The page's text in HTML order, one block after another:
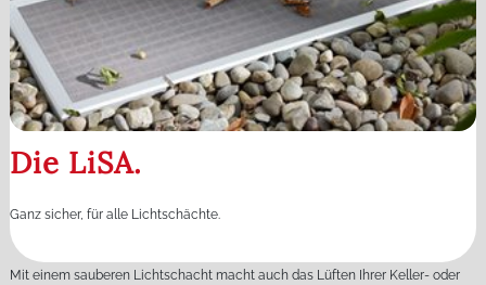
Die LiSA.
Ganz sicher, für alle Lichtschächte.
Mit einem sauberen Lichtschacht macht auch das Lüften Ihrer Keller- oder